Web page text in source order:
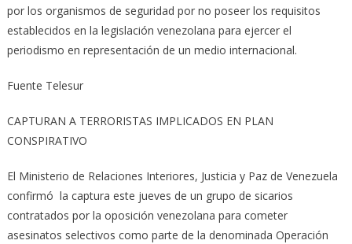
por los organismos de seguridad por no poseer los requisitos
establecidos en la legislación venezolana para ejercer el
periodismo en representación de un medio internacional.
Fuente Telesur
CAPTURAN A TERRORISTAS IMPLICADOS EN PLAN
CONSPIRATIVO
El Ministerio de Relaciones Interiores, Justicia y Paz de Venezuela
confirmó la captura este jueves de un grupo de sicarios
contratados por la oposición venezolana para cometer
asesinatos selectivos como parte de la denominada Operación